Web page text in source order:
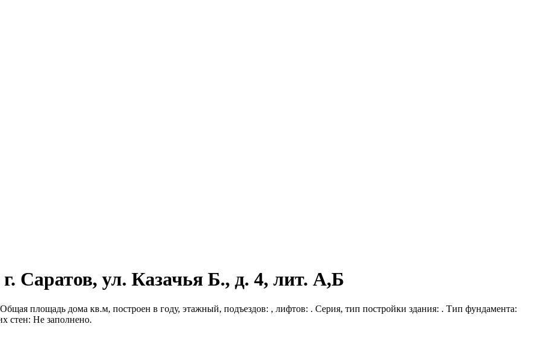
Саратов, ул. Казачья Б., д. 4, лит. А,Б
площадь дома кв.м, построен в году, этажный, подъездов: , лифтов: . Серия, тип постройки здания: . Тип фундамента:
стен: Не заполнено.